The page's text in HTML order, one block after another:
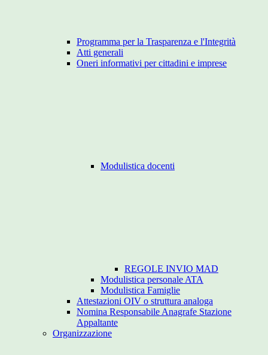
Programma per la Trasparenza e l'Integrità
Atti generali
Oneri informativi per cittadini e imprese
Modulistica docenti
REGOLE INVIO MAD
Modulistica personale ATA
Modulistica Famiglie
Attestazioni OIV o struttura analoga
Nomina Responsabile Anagrafe Stazione
Appaltante
Organizzazione